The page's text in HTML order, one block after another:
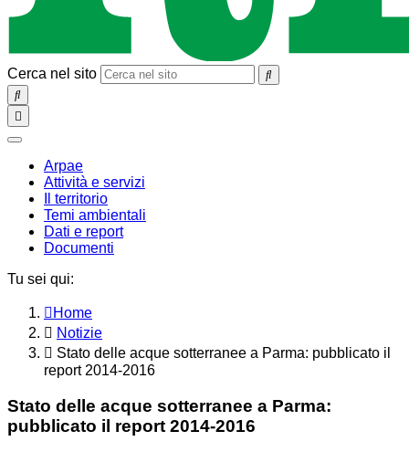
Cerca nel sito
SEARCH
Toggle
navigation
chiudi
Arpae
Attività e servizi
Il territorio
Temi ambientali
Dati e report
Documenti
Tu sei qui:
Home
Notizie
Stato delle acque sotterranee a Parma: pubblicato il
report 2014-2016
Stato delle acque sotterranee a Parma:
pubblicato il report 2014-2016